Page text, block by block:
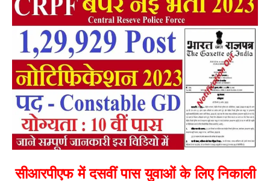
सीआरपीएफ में दसवीं पास युवाओं के लिए निकाली